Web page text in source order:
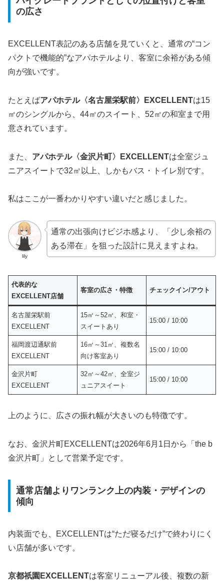
の広さ
EXCELLENT表記のある店舗を見ていくと、通常の“コン
パクトで機能的”なアパホテルより、客室に余裕がある傾
向が強いです。
たとえばアパホテル〈名古屋栄駅前〉EXCELLENTは15
㎡のシングルから、44㎡のスイート、52㎡の和室まで用
意されています。
また、 アパホテル〈金沢片町〉EXCELLENTは全室ジュ
ニアスイートで32㎡以上、しかもバス・トイレ別です。
私はここが一番わかりやすい違いだと感じました。
lily
通常の出張向けビジホ感より、「少し余裕の
ある滞在」を狙った設計に見えますよね。
代表的な
EXCELLENT店舗
客室の広さ・特徴 チェックイン/アウト
名古屋栄駅前
EXCELLENT
15㎡～52㎡、和室・
スイートあり
15:00 / 10:00
福岡渡辺通駅前
EXCELLENT
16㎡～31㎡、複数名
向け客室あり
15:00 / 10:00
金沢片町
EXCELLENT
32㎡～42㎡、全室ジ
ュニアスイート
15:00 / 10:00
上のように、広さの振れ幅が大きいのも特徴です。
なお、金沢片町EXCELLENTは2026年6月1日から「the b
金沢片町」として営業予定です。
通常店舗よりワンランク上の内装・デザインの
傾向
内装面でも、EXCELLENTは“ただ寝るだけ”で終わりにく
い店舗が多いです。
京都祇園EXCELLENTは客室リニューアル後、複数の新